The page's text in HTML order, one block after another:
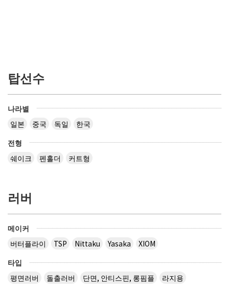
탑선수
나라별
일본
중국 독일
한국
전형
쉐이크
펜홀더 커트형
러버
메이커
버터플라이
TSP Nittaku Yasaka
XIOM
타입
평면러버
돌출러버 단면, 안티스핀, 롱핌플 라지용